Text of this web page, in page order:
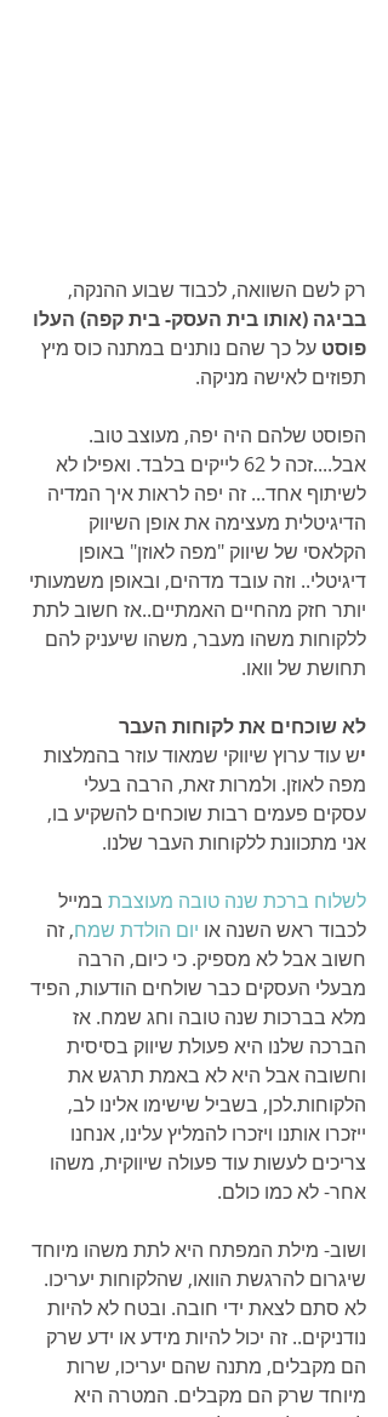
רק לשם השוואה, לכבוד שבוע ההנקה,
בביגה (אותו בית העסק- בית קפה) העלו
פוסט על כך שהם נותנים במתנה כוס מיץ
תפוזים לאישה מניקה.
הפוסט שלהם היה יפה, מעוצב טוב.
אבל....זכה ל 62 לייקים בלבד. ואפילו לא
לשיתוף אחד... זה יפה לראות איך המדיה
הדיגיטלית מעצימה את אופן השיווק
הקלאסי של שיווק "מפה לאוזן" באופן
דיגיטלי.. וזה עובד מדהים, ובאופן משמעותי
יותר חזק מהחיים האמתיים..אז חשוב לתת
ללקוחות משהו מעבר, משהו שיעניק להם
תחושת של וואו.
לא שוכחים את לקוחות העבר
יש עוד ערוץ שיווקי שמאוד עוזר בהמלצות
מפה לאוזן. ולמרות זאת, הרבה בעלי
עסקים פעמים רבות שוכחים להשקיע בו,
אני מתכוונת ללקוחות העבר שלנו.
לשלוח ברכת שנה טובה מעוצבת במייל
לכבוד ראש השנה או יום הולדת שמח, זה
חשוב אבל לא מספיק. כי כיום, הרבה
מבעלי העסקים כבר שולחים הודעות, הפיד
מלא בברכות שנה טובה וחג שמח. אז
הברכה שלנו היא פעולת שיווק בסיסית
וחשובה אבל היא לא באמת תרגש את
הלקוחות.לכן, בשביל שישימו אלינו לב,
ייזכרו אותנו ויזכרו להמליץ עלינו, אנחנו
צריכים לעשות עוד פעולה שיווקית, משהו
אחר- לא כמו כולם.
ושוב- מילת המפתח היא לתת משהו מיוחד
שיגרום להרגשת הוואו, שהלקוחות יעריכו.
לא סתם לצאת ידי חובה. ובטח לא להיות
נודניקים.. זה יכול להיות מידע או ידע שרק
הם מקבלים, מתנה שהם יעריכו, שרות
מיוחד שרק הם מקבלים. המטרה היא